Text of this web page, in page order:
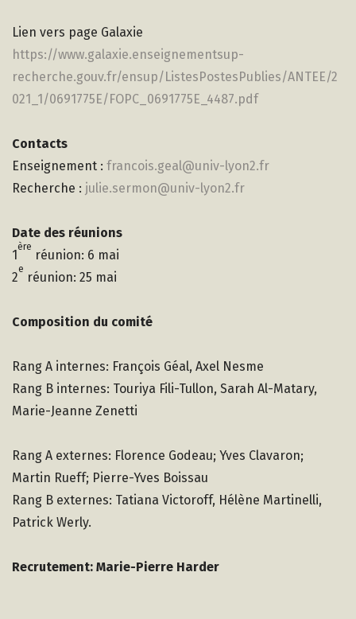
Lien vers page Galaxie
https://www.galaxie.enseignementsup-
recherche.gouv.fr/ensup/ListesPostesPublies/ANTEE/2
021_1/0691775E/FOPC_0691775E_4487.pdf
Contacts
Enseignement : francois.geal@univ-lyon2.fr
Recherche : julie.sermon@univ-lyon2.fr
Date des réunions
1
ère
réunion: 6 mai
2
e
réunion: 25 mai
Composition du comité
Rang A internes: François Géal, Axel Nesme
Rang B internes: Touriya Fili-Tullon, Sarah Al-Matary,
Marie-Jeanne Zenetti
Rang A externes: Florence Godeau; Yves Clavaron;
Martin Rueff; Pierre-Yves Boissau
Rang B externes: Tatiana Victoroff, Hélène Martinelli,
Patrick Werly.
Recrutement: Marie-Pierre Harder